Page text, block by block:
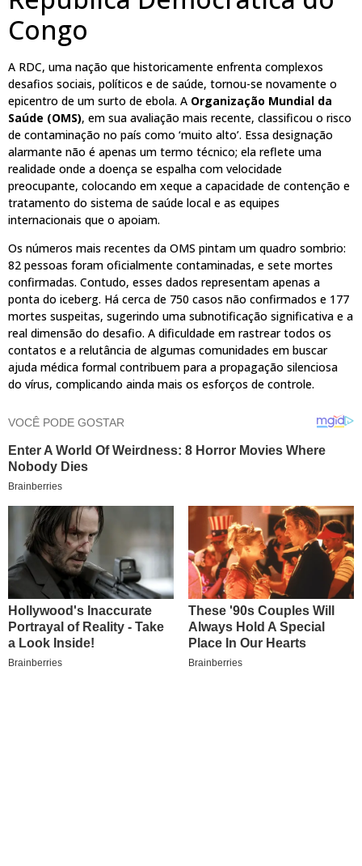
Congo
A RDC, uma nação que historicamente enfrenta complexos
desafios sociais, políticos e de saúde, tornou-se novamente o
epicentro de um surto de ebola. A Organização Mundial da
Saúde (OMS), em sua avaliação mais recente, classificou o risco
de contaminação no país como ‘muito alto’. Essa designação
alarmante não é apenas um termo técnico; ela reflete uma
realidade onde a doença se espalha com velocidade
preocupante, colocando em xeque a capacidade de contenção e
tratamento do sistema de saúde local e as equipes
internacionais que o apoiam.
Os números mais recentes da OMS pintam um quadro sombrio:
82 pessoas foram oficialmente contaminadas, e sete mortes
confirmadas. Contudo, esses dados representam apenas a
ponta do iceberg. Há cerca de 750 casos não confirmados e 177
mortes suspeitas, sugerindo uma subnotificação significativa e a
real dimensão do desafio. A dificuldade em rastrear todos os
contatos e a relutância de algumas comunidades em buscar
ajuda médica formal contribuem para a propagação silenciosa
do vírus, complicando ainda mais os esforços de controle.